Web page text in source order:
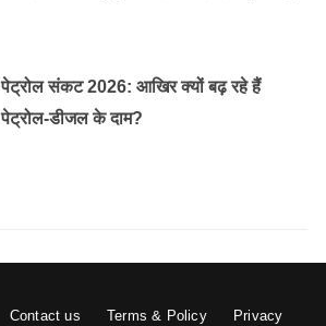
पेट्रोल संकट 2026: आखिर क्यों बढ़ रहे हैं
पेट्रोल-डीजल के दाम?
Contact us Terms & Policy
Privacy